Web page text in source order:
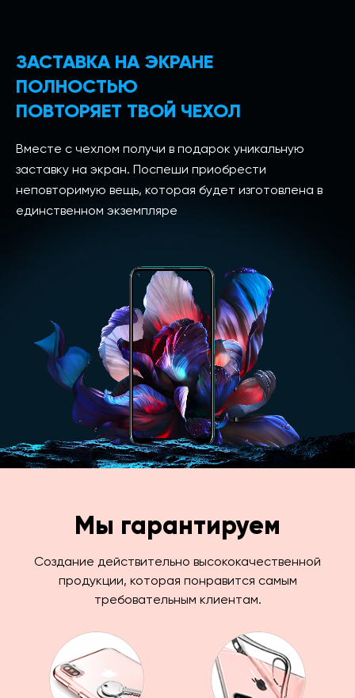
ЗАСТАВКА НА ЭКРАНЕ
ПОЛНОСТЬЮ
ПОВТОРЯЕТ ТВОЙ ЧЕХОЛ
Вместе с чехлом получи в подарок уникальную
заставку на экран. Поспеши приобрести
неповторимую вещь, которая будет изготовлена в
единственном экземпляре
Мы гарантируем
Создание действительно высококачественной
продукции, которая понравится самым
требовательным клиентам.